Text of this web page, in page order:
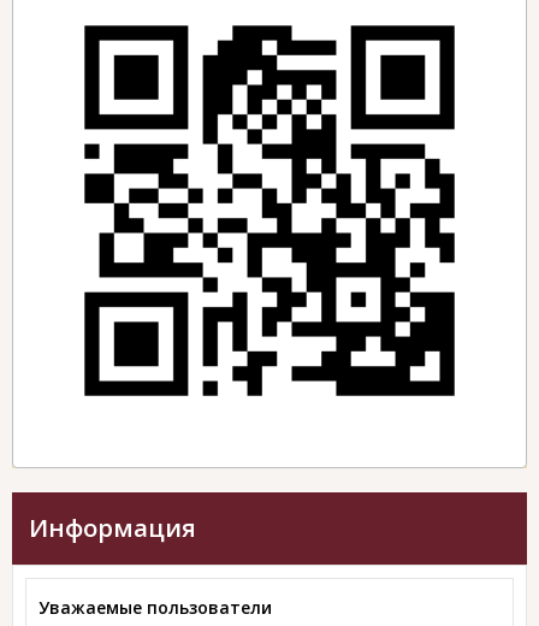
Информация
Уважаемые пользователи